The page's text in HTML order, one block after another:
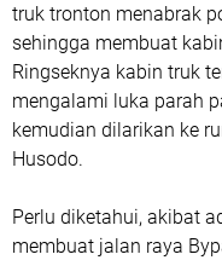
truk tronton menabrak
sehingga membuat
Ringseknya kabin truk
mengalami luka parah
kemudian dilarikan ke
Husodo.
Perlu diketahui, akibat
membuat jalan raya